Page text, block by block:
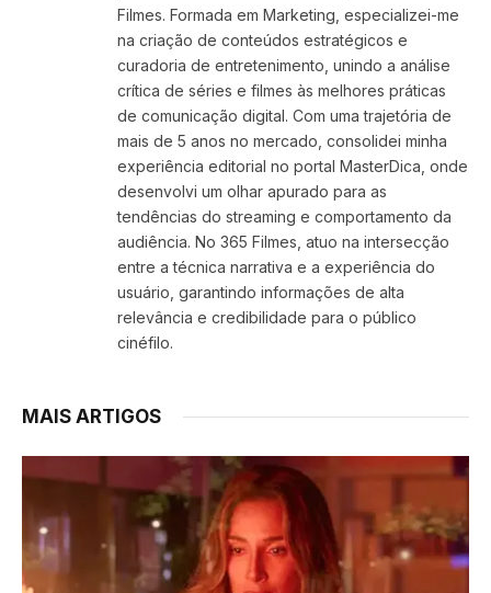
Filmes. Formada em Marketing, especializei-me
na criação de conteúdos estratégicos e
curadoria de entretenimento, unindo a análise
crítica de séries e filmes às melhores práticas
de comunicação digital. Com uma trajetória de
mais de 5 anos no mercado, consolidei minha
experiência editorial no portal MasterDica, onde
desenvolvi um olhar apurado para as
tendências do streaming e comportamento da
audiência. No 365 Filmes, atuo na intersecção
entre a técnica narrativa e a experiência do
usuário, garantindo informações de alta
relevância e credibilidade para o público
cinéfilo.
MAIS ARTIGOS